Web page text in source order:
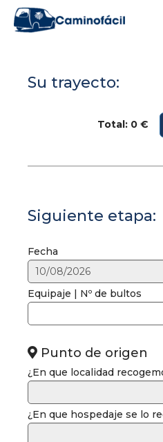
Su trayecto:
Total: 0 €
Siguiente etapa:
Fecha
Equipaje | Nº de bultos
Punto de origen
¿En que localidad
¿En que hospedaje se lo